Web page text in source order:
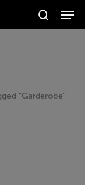
Zoeken
“Garderobe”